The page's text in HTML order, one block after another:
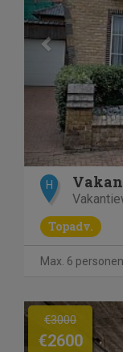
H
Topadv.
Max. 6 personen
Previous
€3000
€2600